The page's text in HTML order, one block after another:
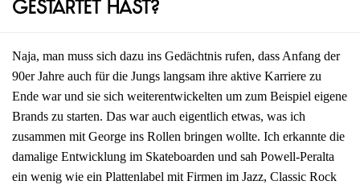
gestartet hast?
Naja, man muss sich dazu ins Gedächtnis rufen, dass Anfang der
90er Jahre auch für die Jungs langsam ihre aktive Karriere zu
Ende war und sie sich weiterentwickelten um zum Beispiel eigene
Brands zu starten. Das war auch eigentlich etwas, was ich
zusammen mit George ins Rollen bringen wollte. Ich erkannte die
damalige Entwicklung im Skateboarden und sah Powell-Peralta
ein wenig wie ein Plattenlabel mit Firmen im Jazz, Classic Rock